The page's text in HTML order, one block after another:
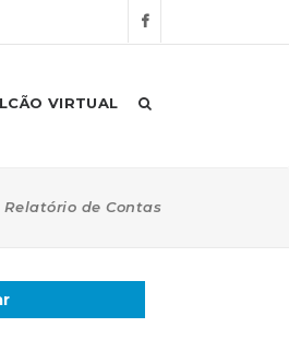
VIRTUAL
Relatório de Contas